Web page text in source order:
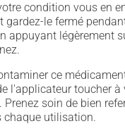
condition vous en
gardez-le fermé
appuyant légèrement
ce
l'applicateur toucher à
Prenez soin de bien
chaque utilisation.